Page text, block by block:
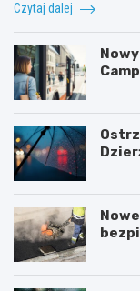
Czytaj dalej